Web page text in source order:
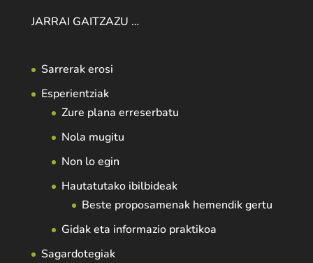
JARRAI GAITZAZU …
Sarrerak erosi
Esperientziak
Zure plana erreserbatu
Nola mugitu
Non lo egin
Hautatutako ibilbideak
Beste proposamenak hemendik gertu
Gidak eta informazio praktikoa
Sagardotegiak